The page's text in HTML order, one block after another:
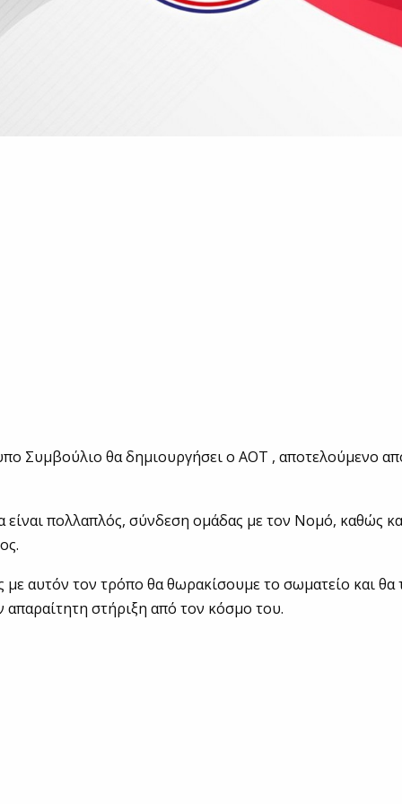
Συμβούλιο θα δημιουργήσει ο ΑΟΤ , αποτελούμενο
είναι πολλαπλός, σύνδεση ομάδας με τον Νομό, καθώς
αυτόν τον τρόπο θα θωρακίσουμε το σωματείο και θα
απαραίτητη στήριξη από τον κόσμο του.